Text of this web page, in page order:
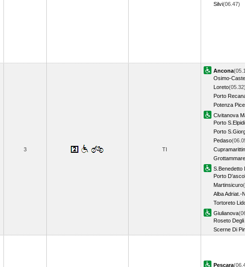
Silvi(06.47)
3 TI
Ancona
Osimo-
Loreto(05.32)
Porto
Potenza
Civitanova
Porto
Porto
Pedaso
Grottammare
S.Benedetto
Porto
Martinsicuro
Alba Adriat.-
Tortoreto
Giulianova
Roseto
Scerne Di
Pescara